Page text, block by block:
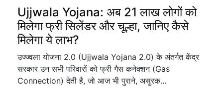
Ujjwala Yojana: अब 21 लाख लोगों को
मिलेगा फ्री सिलेंडर और चूल्हा, जानिए कैसे
मिलेगा ये लाभ?
उज्ज्वला योजना 2.0 (Ujjwala Yojana 2.0) के अंतर्गत केंद्र
सरकार उन सभी परिवारों को फ्री गैस कनेक्शन (Gas
Connection) देती है, जो आज भी पुराने, असुरक…